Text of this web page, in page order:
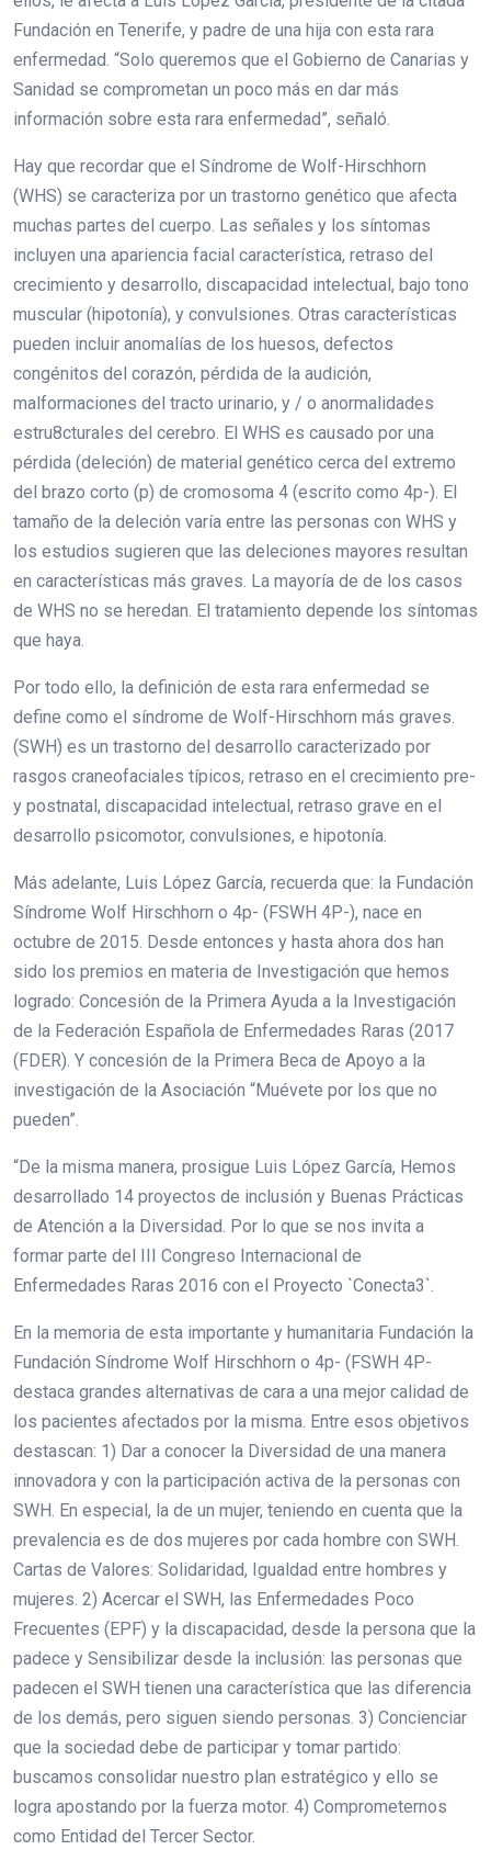
Fundación en Tenerife, y padre de una hija con esta rara
enfermedad. “Solo queremos que el Gobierno de Canarias y
Sanidad se comprometan un poco más en dar más
información sobre esta rara enfermedad”, señaló.
Hay que recordar que el Síndrome de Wolf-Hirschhorn
(WHS) se caracteriza por un trastorno genético que afecta
muchas partes del cuerpo. Las señales y los síntomas
incluyen una apariencia facial característica, retraso del
crecimiento y desarrollo, discapacidad intelectual, bajo tono
muscular (hipotonía), y convulsiones. Otras características
pueden incluir anomalías de los huesos, defectos
congénitos del corazón, pérdida de la audición,
malformaciones del tracto urinario, y / o anormalidades
estru8cturales del cerebro. El WHS es causado por una
pérdida (deleción) de material genético cerca del extremo
del brazo corto (p) de cromosoma 4 (escrito como 4p-). El
tamaño de la deleción varía entre las personas con WHS y
los estudios sugieren que las deleciones mayores resultan
en características más graves. La mayoría de de los casos
de WHS no se heredan. El tratamiento depende los síntomas
que haya.
Por todo ello, la definición de esta rara enfermedad se
define como el síndrome de Wolf-Hirschhorn más graves.
(SWH) es un trastorno del desarrollo caracterizado por
rasgos craneofaciales típicos, retraso en el crecimiento pre-
y postnatal, discapacidad intelectual, retraso grave en el
desarrollo psicomotor, convulsiones, e hipotonía.
Más adelante, Luis López García, recuerda que: la Fundación
Síndrome Wolf Hirschhorn o 4p- (FSWH 4P-), nace en
octubre de 2015. Desde entonces y hasta ahora dos han
sido los premios en materia de Investigación que hemos
logrado: Concesión de la Primera Ayuda a la Investigación
de la Federación Española de Enfermedades Raras (2017
(FDER). Y concesión de la Primera Beca de Apoyo a la
investigación de la Asociación “Muévete por los que no
pueden”.
“De la misma manera, prosigue Luis López García, Hemos
desarrollado 14 proyectos de inclusión y Buenas Prácticas
de Atención a la Diversidad. Por lo que se nos invita a
formar parte del III Congreso Internacional de
Enfermedades Raras 2016 con el Proyecto `Conecta3`.
En la memoria de esta importante y humanitaria Fundación la
Fundación Síndrome Wolf Hirschhorn o 4p- (FSWH 4P-
destaca grandes alternativas de cara a una mejor calidad de
los pacientes afectados por la misma. Entre esos objetivos
destascan: 1) Dar a conocer la Diversidad de una manera
innovadora y con la participación activa de la personas con
SWH. En especial, la de un mujer, teniendo en cuenta que la
prevalencia es de dos mujeres por cada hombre con SWH.
Cartas de Valores: Solidaridad, Igualdad entre hombres y
mujeres. 2) Acercar el SWH, las Enfermedades Poco
Frecuentes (EPF) y la discapacidad, desde la persona que la
padece y Sensibilizar desde la inclusión: las personas que
padecen el SWH tienen una característica que las diferencia
de los demás, pero siguen siendo personas. 3) Concienciar
que la sociedad debe de participar y tomar partido:
buscamos consolidar nuestro plan estratégico y ello se
logra apostando por la fuerza motor. 4) Comprometernos
como Entidad del Tercer Sector.